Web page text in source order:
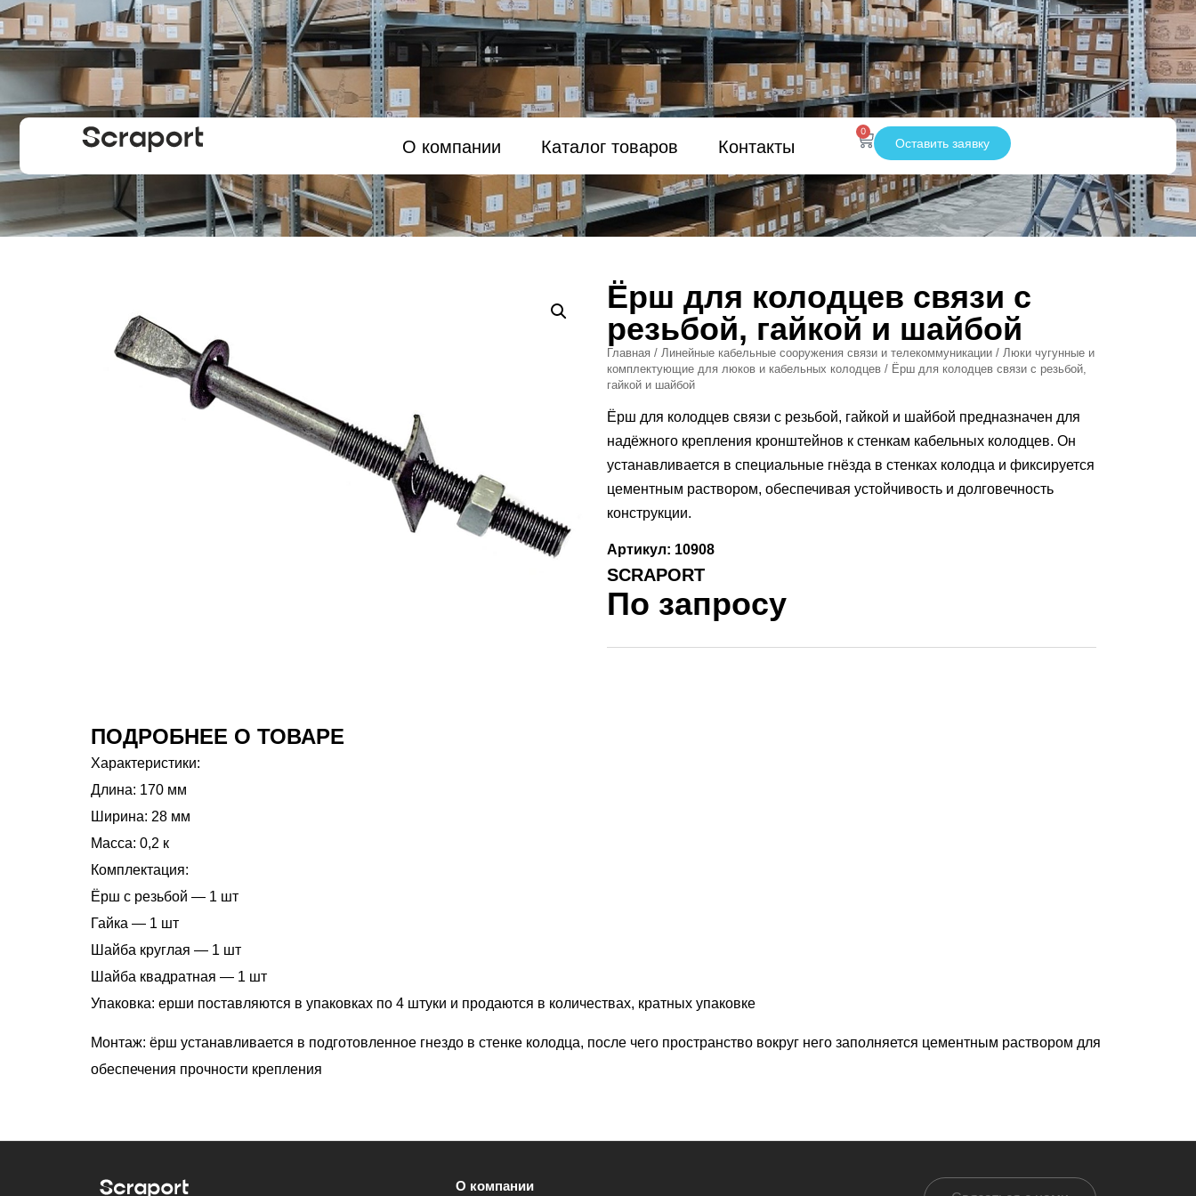
О компании Каталог товаров Контакты
0
Оставить заявку
Ёрш для колодцев связи с
резьбой, гайкой и шайбой
Главная / Линейные кабельные сооружения связи и телекоммуникации / Люки чугунные и
комплектующие для люков и кабельных колодцев / Ёрш для колодцев связи с резьбой,
гайкой и шайбой
Ёрш для колодцев связи с резьбой, гайкой и шайбой предназначен для
надёжного крепления кронштейнов к стенкам кабельных колодцев. Он
устанавливается в специальные гнёзда в стенках колодца и фиксируется
цементным раствором, обеспечивая устойчивость и долговечность
конструкции.
Артикул: 10908
SCRAPORT
По запросу
ПОДРОБНЕЕ О ТОВАРЕ
Характеристики:
Длина: 170 мм
Ширина: 28 мм
Масса: 0,2 к
Комплектация:
Ёрш с резьбой — 1 шт
Гайка — 1 шт
Шайба круглая — 1 шт
Шайба квадратная — 1 шт
Упаковка: ерши поставляются в упаковках по 4 штуки и продаются в количествах, кратных упаковке
Монтаж: ёрш устанавливается в подготовленное гнездо в стенке колодца, после чего пространство вокруг него заполняется цементным раствором для
обеспечения прочности крепления
О компании